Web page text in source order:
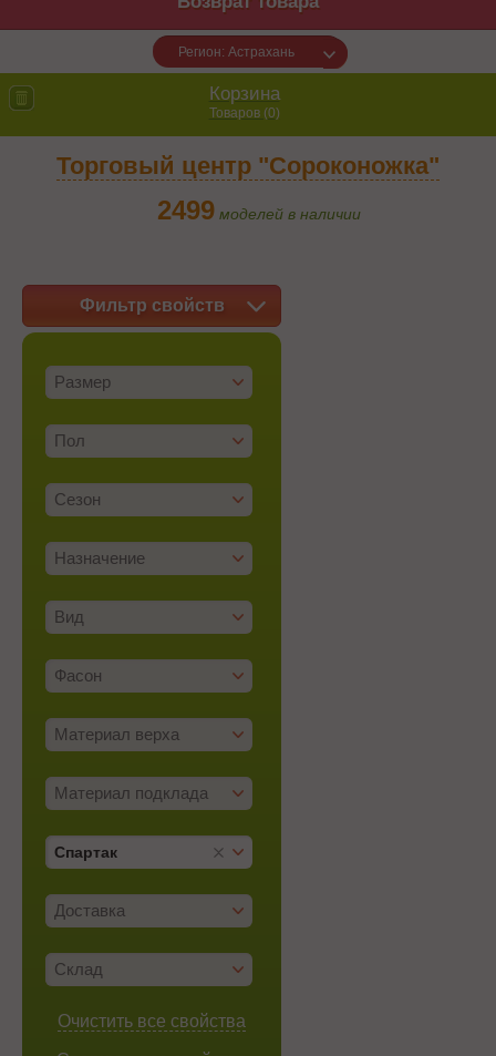
Регион: Астрахань
Корзина
Товаров (0)
Торговый центр "Сороконожка"
2499 моделей в наличии
Фильтр свойств
Размер
Пол
Сезон
Назначение
Вид
Фасон
Материал верха
Материал подклада
Спартак
Доставка
Склад
Очистить все свойства